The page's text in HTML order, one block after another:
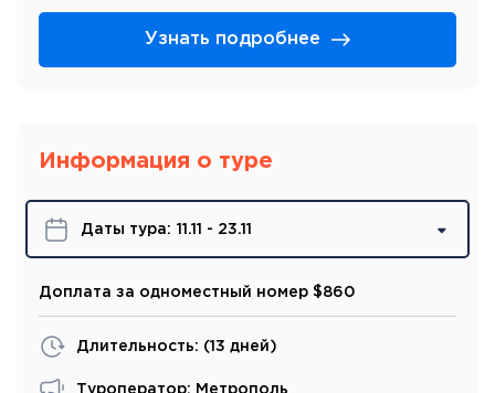
Узнать подробнее
Информация о туре
Даты турa: 11.11 - 23.11
Доплата за одноместный номер $860
Длительность: (13 дней )
Туроператор: Метрополь